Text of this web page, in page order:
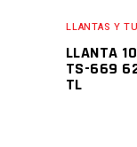
LLANTAS Y
LLANTA
TS-669
TL